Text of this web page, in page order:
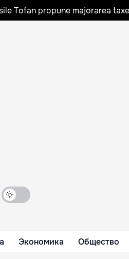
Tofan propune majorarea
Экономика Общество